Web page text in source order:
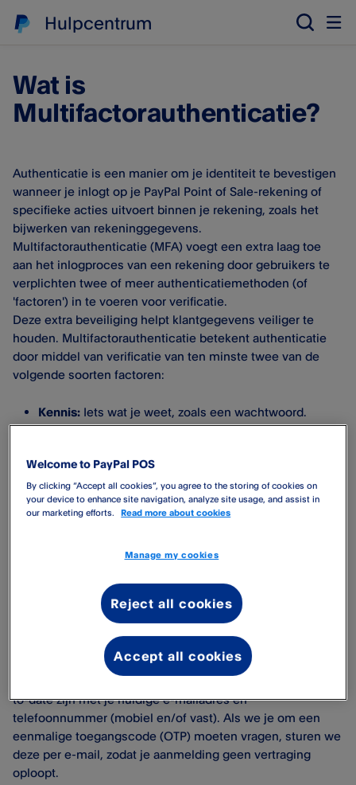
Hulpcentrum
Wat is
Multifactorauthenticatie?
Authenticatie is een manier om je identiteit te bevestigen
wanneer je inlogt op je PayPal Point of Sale​-rekening of
specifieke acties uitvoert binnen je rekening, zoals het
bijwerken van rekeninggegevens.
Multifactorauthenticatie (MFA) voegt een extra laag toe
aan het inlogproces van een rekening door gebruikers te
verplichten twee of meer authenticatiemethoden (of
'factoren') in te voeren voor verificatie.
Deze extra beveiliging helpt klantgegevens veiliger te
houden. Multifactorauthenticatie betekent authenticatie
door middel van verificatie van ten minste twee van de
volgende soorten factoren:
Kennis: Iets wat je weet, zoals een wachtwoord.
Inherentie: Iets wat je bent, zoals een vingerafdruk
of gezichtsherkenning.
Hoewel je bij PayPal Point of Sale​ over het algemeen inlogt
zoals je gewend bent, kunnen we je af en toe vragen om je
identiteit te bevestigen.
Om je rekening verder te beschermen, raden we je ten
zeerste aan ervoor te zorgen dat je contactgegevens up-
to-date zijn met je huidige e-mailadres en
telefoonnummer (mobiel en/of vast). Als we je om een
eenmalige toegangscode (OTP) moeten vragen, sturen we
deze per e-mail, zodat je aanmelding geen vertraging
oploopt.
Welcome to PayPal POS
By clicking “Accept all cookies”, you agree to the storing of cookies on
your device to enhance site navigation, analyze site usage, and assist in
our marketing efforts.
Read more about cookies
Manage my cookies
Reject all cookies
Accept all cookies